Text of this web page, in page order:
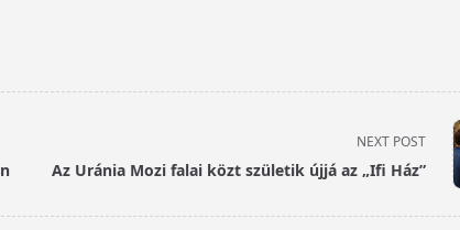
NEXT POST
Az Uránia Mozi falai közt születik újjá az „Ifi Ház”